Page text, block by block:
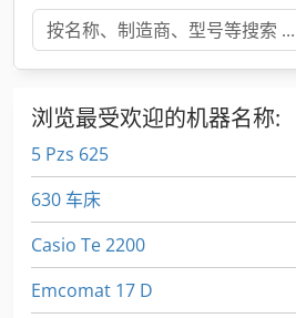
浏览最受欢迎的机器名称:
5 Pzs 625
630 车床
Casio Te 2200
Emcomat 17 D